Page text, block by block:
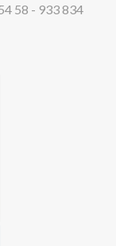
58 - 933 834